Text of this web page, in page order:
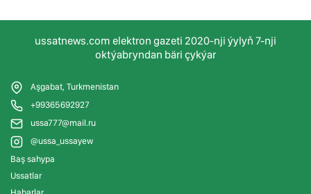
ussatnews.com elektron gazeti 2020-nji ýylyň 7-nji
oktýabryndan bäri çykýar
Aşgabat, Turkmenistan
+99365692927
ussa777@mail.ru
@ussa_ussayew
Baş sahypa
Ussatlar